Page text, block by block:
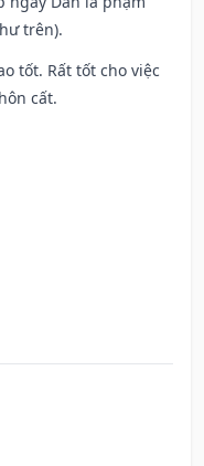
trên).
tốt. Rất tốt cho việc
cất.